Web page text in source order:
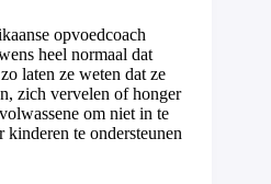
opvoedcoach
heel normaal dat
laten ze weten dat ze
zich vervelen of honger
om niet in te
kinderen te ondersteunen